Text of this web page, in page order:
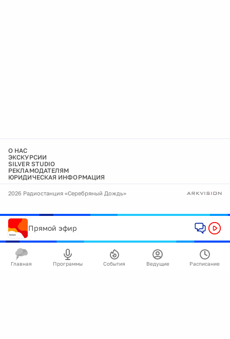
О НАС
ЭКСКУРСИИ
SILVER STUDIO
РЕКЛАМОДАТЕЛЯМ
ЮРИДИЧЕСКАЯ ИНФОРМАЦИЯ
2026 Радиостанция «Серебряный Дождь»
Прямой эфир
Главная Программы События Ведущие Расписание